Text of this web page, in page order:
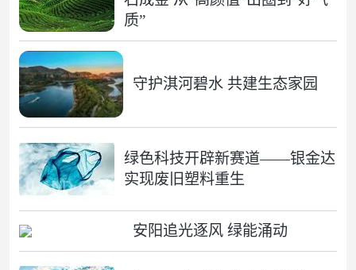
质”
守护淇河碧水 共建生态家园
绿色科技开辟新赛道——银金达
实现废旧塑料重生
安阳追光逐风 绿能涌动